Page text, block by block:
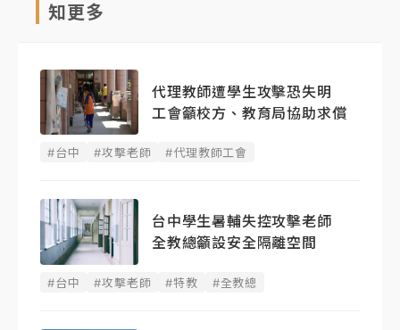
知更多
代理教師遭學生攻擊恐失明
工會籲校方、教育局協助求償
#台中 #攻擊老師 #代理教師工會
台中學生暑輔失控攻擊老師
全教總籲設安全隔離空間
#台中 #攻擊老師 #特教 #全教總